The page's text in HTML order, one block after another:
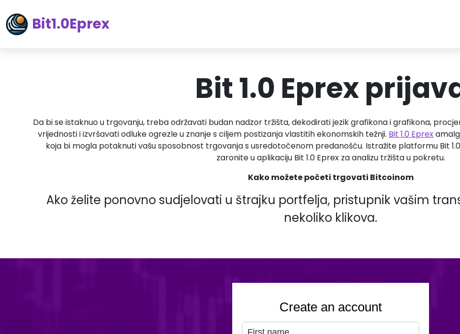
Bit1.0Eprex
Bit 1.0 Eprex
Da bi se istaknuo u trgovanju, treba održavati budan nadzor tržišta, dekodirati jezik grafikona i grafikona,
vrijednosti i izvršavati odluke ogrezle u znanje s ciljem postizanja vlastitih ekonomskih težnji. Bit 1.0 Eprex
koja bi mogla potaknuti vašu sposobnost trgovanja s usredotočenom predanošću. Istražite platformu Bit
zaronite u aplikaciju Bit 1.0 Eprex za analizu tržišta u pokretu.
Kako možete početi trgovati Bitcoinom
Ako želite ponovno sudjelovati u štrajku portfelja, pristupnik vašim
nekoliko klikova.